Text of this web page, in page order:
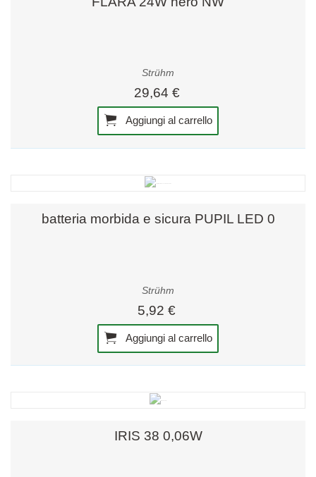
Strühm
29,64 €
Aggiungi al carrello
batteria morbida e sicura PUPIL LED 0
Strühm
5,92 €
Aggiungi al carrello
IRIS 38 0,06W